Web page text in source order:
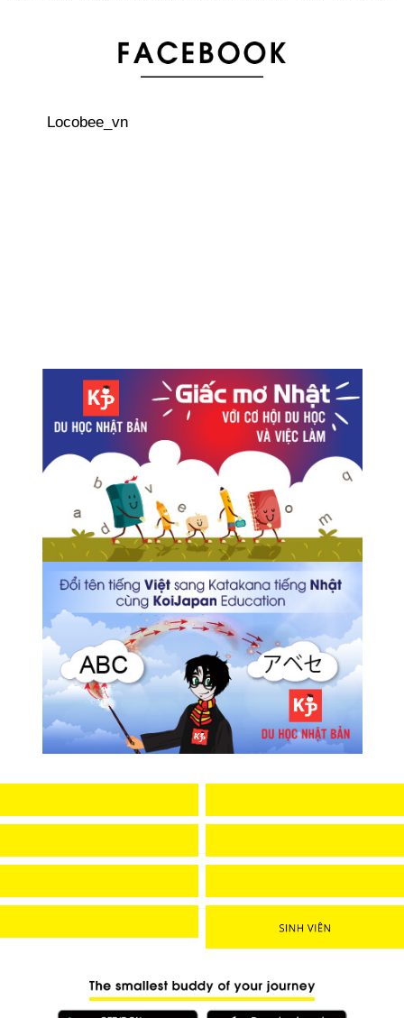
Đấu giá bản gốc truyện tranh Astro Boy với giá hơn 7 tỉ
Vietjet mở đường bay hàng ngày tuyến Kansai - Hà Nội
Chính sách cho phép sử dụng lại Tamiflu cho thanh thiếu
niên tại Nhật Bản
Locobee_vn